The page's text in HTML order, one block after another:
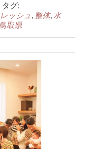
タグ:
ッシュ , 整体, 水
取県